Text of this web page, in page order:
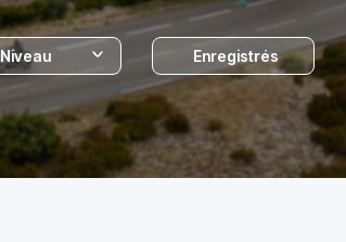
Niveau Enregistrés